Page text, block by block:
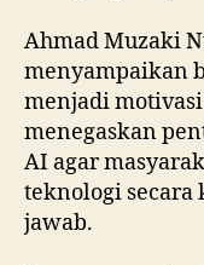
Ahmad Muzaki
menyampaikan
menjadi
menegaskan
AI agar
teknologi secara
jawab.